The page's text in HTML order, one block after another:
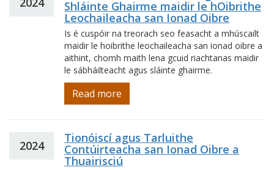
Shláinte Ghairme maidir le hOibrithe
Leochaileacha san Ionad Oibre
Is é cuspóir na treorach seo feasacht a mhúscailt
maidir le hoibrithe leochaileacha san ionad oibre a
aithint, chomh maith lena gcuid riachtanas maidir
le sábháilteacht agus sláinte ghairme.
Read more
2024
Tionóiscí agus Tarluithe
Contúirteacha san Ionad Oibre a
Thuairisciú